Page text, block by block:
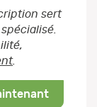
sert
.